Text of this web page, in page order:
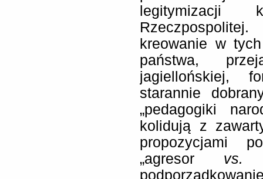
legitymizacji
kreowanie w
państwa,
jagiellońskiej,
starannie
„pedagogiki
kolidują z
propozycjami
„agresor vs.